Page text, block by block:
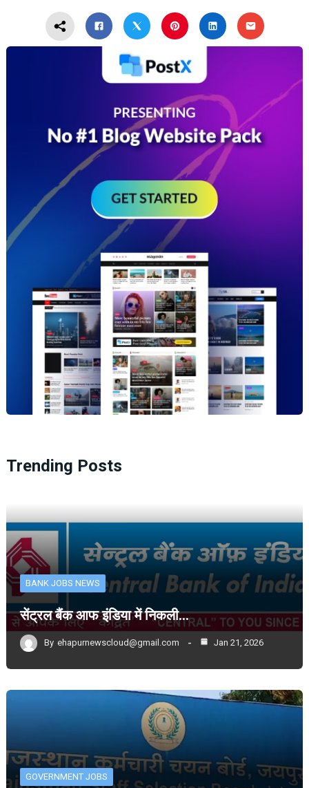
Trending Posts
BANK JOBS NEWS
सेंट्रल बैंक आफ इंडिया में निकली…
By ehapurnewscloud@gmail.com Jan 21, 2026
GOVERNMENT JOBS